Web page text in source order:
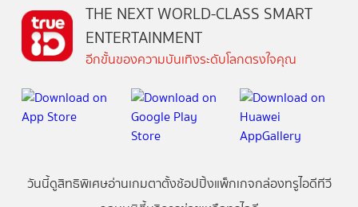
THE NEXT WORLD-CLASS SMART
ENTERTAINMENT
อีกขั้นของความบันเทิงระดับโลกตรงใจคุณ
วันนี้ดูสิทธิพิเศษอ่านเกมตาตั้งช้อปปิ้งแพ็กเกจกล่องทรูไอดีทีวี